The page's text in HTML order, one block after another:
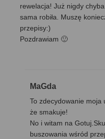
rewelacja! Już nigdy
sama robiła. Muszę
przepisy:)
Pozdrawiam 🙂
MaGda
To zdecydowanie moja
że smakuje!
No i witam na
buszowania wśród